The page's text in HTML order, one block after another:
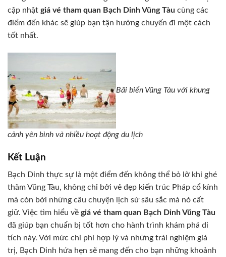
cập nhật giá vé tham quan Bạch Dinh Vũng Tàu cùng các
điểm đến khác sẽ giúp bạn tận hưởng chuyến đi một cách
tốt nhất.
Bãi biển Vũng Tàu với khung
cảnh yên bình và nhiều hoạt động du lịch
Kết Luận
Bạch Dinh thực sự là một điểm đến không thể bỏ lỡ khi ghé
thăm Vũng Tàu, không chỉ bởi vẻ đẹp kiến trúc Pháp cổ kính
mà còn bởi những câu chuyện lịch sử sâu sắc mà nó cất
giữ. Việc tìm hiểu về giá vé tham quan Bạch Dinh Vũng Tàu
đã giúp bạn chuẩn bị tốt hơn cho hành trình khám phá di
tích này. Với mức chi phí hợp lý và những trải nghiệm giá
trị, Bạch Dinh hứa hẹn sẽ mang đến cho bạn những khoảnh